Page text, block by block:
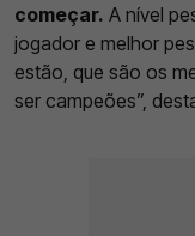
começar. A nível
jogador e melhor
estão, que são os
ser campeões”,